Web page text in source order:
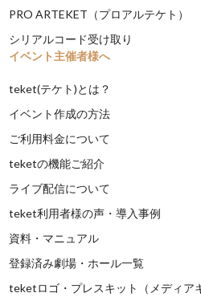
PRO ARTEKET（プロアルテケト）
シリアルコード受け取り
イベント主催者様へ
teket(テケト)とは？
イベント作成の方法
ご利用料金について
teketの機能ご紹介
ライブ配信について
teket利用者様の声・導入事例
資料・マニュアル
登録済み劇場・ホール一覧
teketロゴ・プレスキット（メディア